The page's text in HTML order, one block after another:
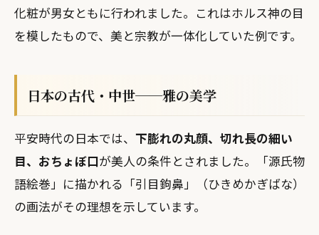
化粧が男女ともに行われました。これはホルス神の目
を模したもので、美と宗教が一体化していた例です。
日本の古代・中世──雅の美学
平安時代の日本では、 下膨れの丸顔、切れ長の細い
目、おちょぼ口が美人の条件とされました。「源氏物
語絵巻」に描かれる「引目鉤鼻」（ひきめかぎばな）
の画法がその理想を示しています。